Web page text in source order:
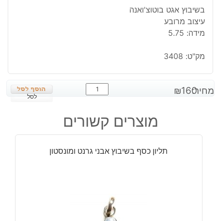
בשיבוץ אגט בוטוצ'ואנה
עיצוב מרובע
מידה: 5.75
מק"ט: 3408
מחיר: ₪160
כמות
של
כסף
בשיבוץ
בוטוצ'ואנה
לסל
מוצרים קשורים
תליון כסף בשיבוץ אבני גרנט ומונסטון